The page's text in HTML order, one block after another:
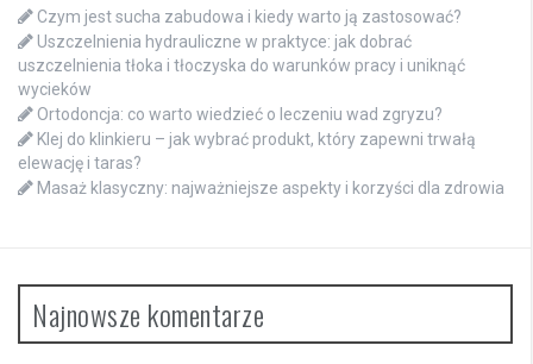
Czym jest sucha zabudowa i kiedy warto ją zastosować?
Uszczelnienia hydrauliczne w praktyce: jak dobrać
uszczelnienia tłoka i tłoczyska do warunków pracy i uniknąć
wycieków
Ortodoncja: co warto wiedzieć o leczeniu wad zgryzu?
Klej do klinkieru – jak wybrać produkt, który zapewni trwałą
elewację i taras?
Masaż klasyczny: najważniejsze aspekty i korzyści dla zdrowia
Najnowsze komentarze